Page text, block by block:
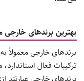
بهترین برندهای
برندهای خارجی معمولاً
ترکیبات فعال